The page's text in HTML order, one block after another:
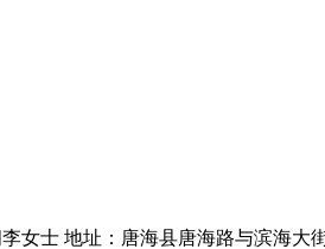
女士 地址：唐海县唐海路与滨海大